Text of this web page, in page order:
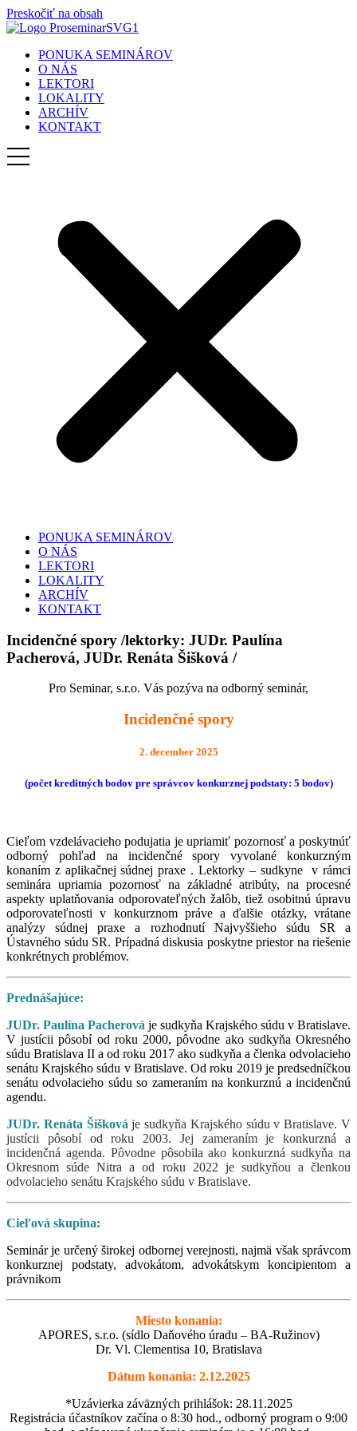
Preskočiť na obsah
PONUKA SEMINÁROV
O NÁS
LEKTORI
LOKALITY
ARCHÍV
KONTAKT
PONUKA SEMINÁROV
O NÁS
LEKTORI
LOKALITY
ARCHÍV
KONTAKT
Incidenčné spory /lektorky: JUDr. Paulína
Pacherová, JUDr. Renáta Šišková /
Pro Seminar, s.r.o. Vás pozýva na odborný seminár,
Incidenčné spory
2. december 2025
(počet kreditných bodov pre správcov konkurznej podstaty: 5 bodov)
Cieľom vzdelávacieho podujatia je upriamiť pozornosť a poskytnúť
odborný pohľad na incidenčné spory vyvolané konkurzným
konaním z aplikačnej súdnej praxe . Lektorky – sudkyne v rámci
seminára upriamia pozornosť na základné atribúty, na procesné
aspekty uplatňovania odporovateľných žalôb, tiež osobitnú úpravu
odporovateľnosti v konkurznom práve a ďalšie otázky, vrátane
analýzy súdnej praxe a rozhodnutí Najvyššieho súdu SR a
Ústavného súdu SR. Prípadná diskusia poskytne priestor na riešenie
konkrétnych problémov.
Prednášajúce:
JUDr. Paulína Pacherová je sudkyňa Krajského súdu v Bratislave.
V justícii pôsobí od roku 2000, pôvodne ako sudkyňa Okresného
súdu Bratislava II a od roku 2017 ako sudkyňa a členka odvolacieho
senátu Krajského súdu v Bratislave. Od roku 2019 je predsedníčkou
senátu odvolacieho súdu so zameraním na konkurznú a incidenčnú
agendu.
JUDr. Renáta Šišková je sudkyňa Krajského súdu v Bratislave. V
justícii pôsobí od roku 2003. Jej zameraním je konkurzná a
incidenčná agenda. Pôvodne pôsobila ako konkurzná sudkyňa na
Okresnom súde Nitra a od roku 2022 je sudkyňou a členkou
odvolacieho senátu Krajského súdu v Bratislave.
Cieľová skupina:
Seminár je určený širokej odbornej verejnosti, najmä však správcom
konkurznej podstaty, advokátom, advokátskym koncipientom a
právnikom
Miesto konania:
APORES, s.r.o. (sídlo Daňového úradu – BA-Ružinov)
Dr. Vl. Clementisa 10, Bratislava
Dátum konania: 2.12.2025
*Uzávierka záväzných prihlášok: 28.11.2025
Registrácia účastníkov začína o 8:30 hod., odborný program o 9:00